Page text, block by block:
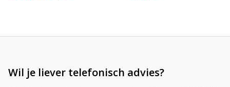
Wil je liever telefonisch advies?
: